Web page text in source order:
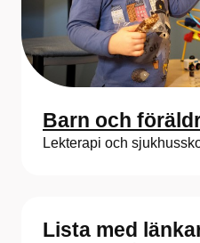
Barn och
Lekterapi och
Lista med